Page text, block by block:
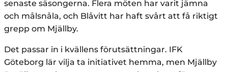
senaste säsongerna. Flera möten har varit jämna
och målsnåla, och Blåvitt har haft svårt att få riktigt
grepp om Mjällby.
Det passar in i kvällens förutsättningar. IFK
Göteborg lär vilja ta initiativet hemma, men Mjällby